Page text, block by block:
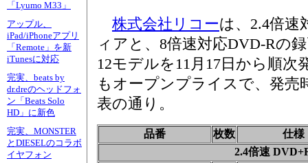
「Lyumo M33」
アップル、
iPad/iPhoneアプリ
「Remote」を新
iTunesに対応
完実、beats by
dr.dreのヘッドフォ
ン「Beats Solo
HD」に新色
完実、MONSTER
とDIESELのコラボ
イヤフォン
株式会社リコーは、2.4倍速
ィアと、8倍速対応DVD-Rの
12モデルを11月17日から順次
もオープンプライスで、発売
表の通り。
品番 枚数
仕様
2.4倍速